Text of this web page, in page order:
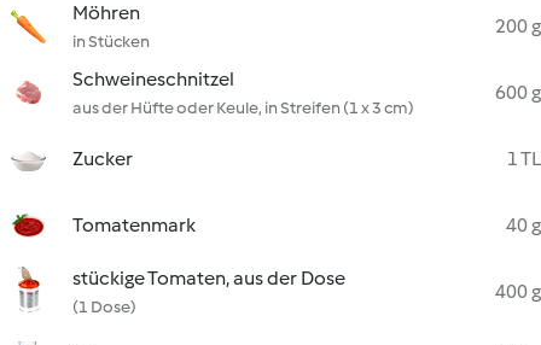
Möhren
in Stücken
200 g
Schweineschnitzel
aus der Hüfte oder Keule, in Streifen (1 x 3 cm)
600 g
Zucker 1 TL
Tomatenmark 40 g
stückige Tomaten, aus der Dose
(1 Dose)
400 g